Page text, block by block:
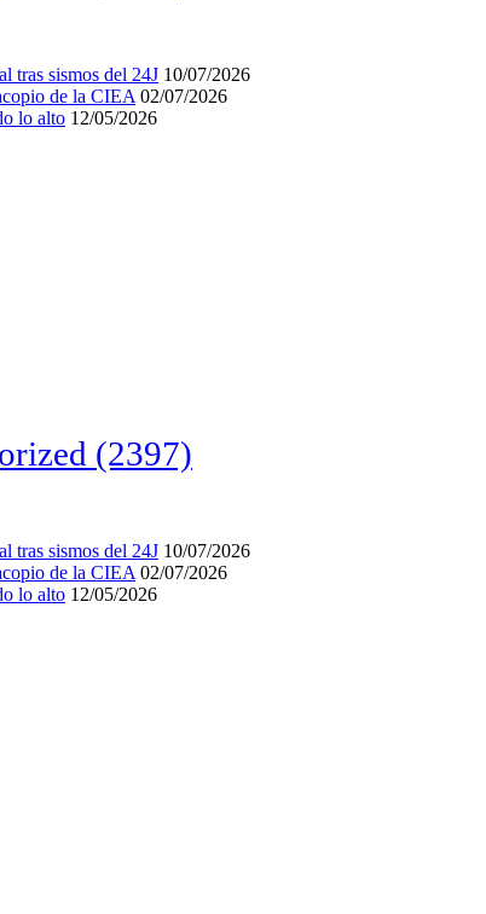
tras sismos del 24J 10/07/2026
de la CIEA 02/07/2026
lo alto 12/05/2026
(2397)
tras sismos del 24J 10/07/2026
de la CIEA 02/07/2026
lo alto 12/05/2026